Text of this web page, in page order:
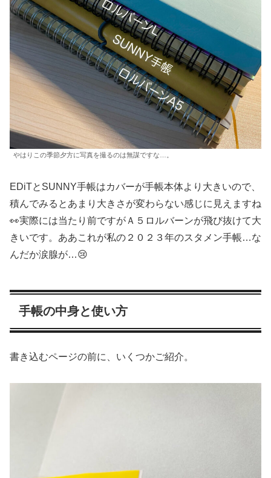
やはりこの季節夕方に写真を撮るのは無謀ですな…。
EDiTとSUNNY手帳はカバーが手帳本体より大きいので、
積んでみるとあまり大きさが変わらない感じに見えますね
👀実際には当たり前ですがＡ５ロルバーンが飛び抜けて大
きいです。ああこれが私の２０２３年のスタメン手帳…な
んだか涙腺が…😢
手帳の中身と使い方
書き込むページの前に、いくつかご紹介。